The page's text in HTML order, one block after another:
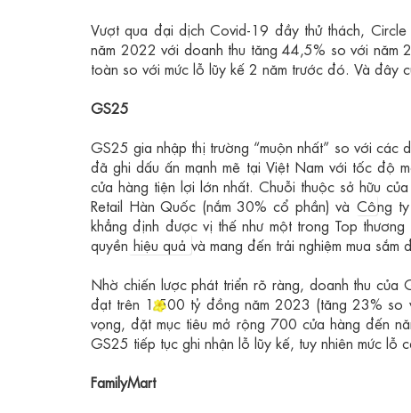
Vượt qua đại dịch Covid-19 đầy thử thách,
năm 2022 với doanh thu tăng 44,5% so với
toàn so với mức lỗ lũy kế 2 năm trước đó. Và đây
GS25
GS25 gia nhập thị trường “muộn nhất” so với các
đã ghi dấu ấn mạnh mẽ tại Việt Nam với tốc độ
cửa hàng tiện lợi lớn nhất. Chuỗi thuộc sở hữu của
Retail Hàn Quốc (nắm 30% cổ phần) và Công
khẳng định được vị thế như một trong Top
quyền hiệu quả và mang đến trải nghiệm mua sắm
Nhờ chiến lược phát triển rõ ràng, doanh thu
đạt trên 1.500 tỷ đồng năm 2023 (tăng 23% so
vọng, đặt mục tiêu mở rộng 700 cửa hàng đến
GS25 tiếp tục ghi nhận lỗ lũy kế, tuy nhiên mức lỗ
FamilyMart